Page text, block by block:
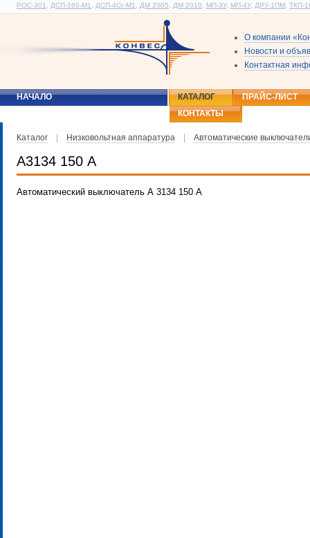
РОС-301 ДСП-160-М1 ДСП-4Сг-М1 ДМ 2005 ДМ 2010 МП-3У, МП-4У, ДРУ-1ПМ ТКП-
О компании
Новости и
Контактная
НАЧАЛО КАТАЛОГ
ПРАЙС-ЛИСТ
КОНТАКТЫ
Каталог Низковольтная аппаратура Автоматические
А3134 150 А
Автоматический выключатель А 3134 150 А